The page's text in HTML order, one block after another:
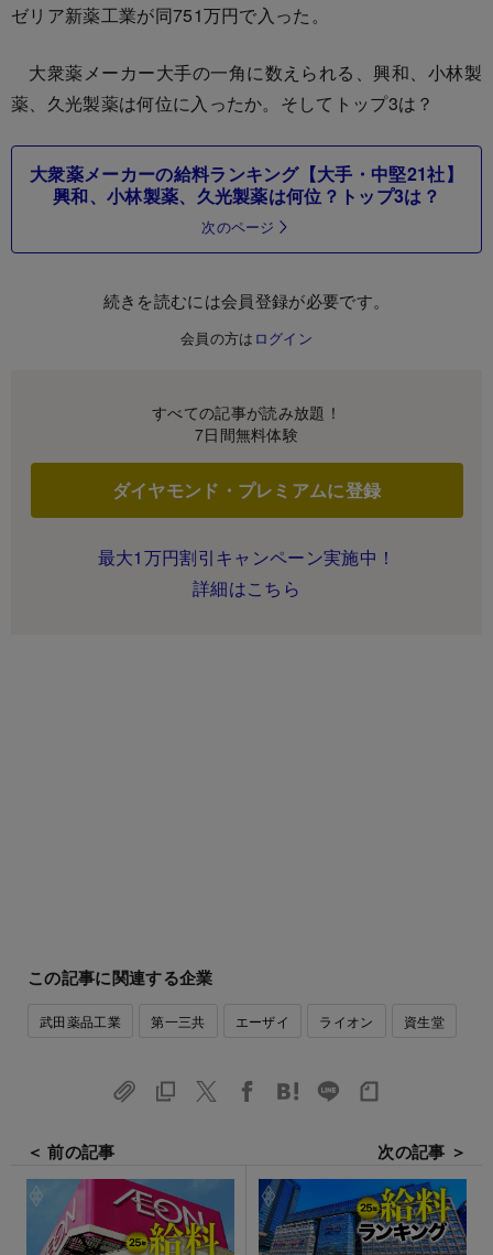
ゼリア新薬工業が同751万円で入った。
大衆薬メーカー大手の一角に数えられる、興和、小林製
薬、久光製薬は何位に入ったか。そしてトップ3は？
大衆薬メーカーの給料ランキング【大手・中堅21社】
興和、小林製薬、久光製薬は何位？トップ3は？
次のページ
続きを読むには会員登録が必要です。
会員の方は ログイン
すべての記事が読み放題！
7日間無料体験
ダイヤモンド・プレミアムに登録
最大1万円割引キャンペーン実施中！
詳細はこちら
この記事に関連する企業
武田薬品工業 第一三共 エーザイ ライオン 資生堂
＜ 前の記事 次の記事 ＞